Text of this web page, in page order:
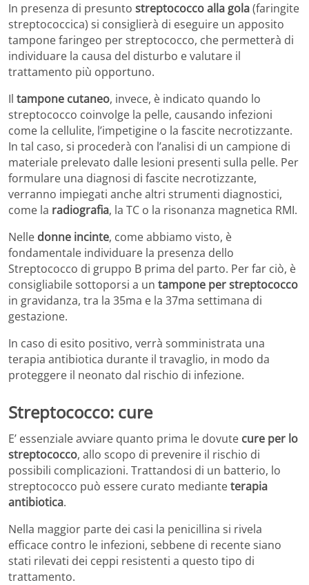
In presenza di presunto streptococco alla gola(faringite
streptococcica) si consiglierà di eseguire un apposito
tampone faringeo per streptococco, che permetterà di
individuare la causa del disturbo e valutare il
trattamento più opportuno.
Il tampone cutaneo, invece, è indicato quando lo
streptococco coinvolge la pelle, causando infezioni
come la cellulite, l’impetigine o la fascite necrotizzante.
In tal caso, si procederà con l’analisi di un campione di
materiale prelevato dalle lesioni presenti sulla pelle. Per
formulare una diagnosi di fascite necrotizzante,
verranno impiegati anche altri strumenti diagnostici,
come la radiografia, la TC o la risonanza magnetica RMI.
Nelle donne incinte, come abbiamo visto, è
fondamentale individuare la presenza dello
Streptococco di gruppo B prima del parto. Per far ciò, è
consigliabile sottoporsi a un tampone per streptococco
in gravidanza, tra la 35ma e la 37ma settimana di
gestazione.
In caso di esito positivo, verrà somministrata una
terapia antibiotica durante il travaglio, in modo da
proteggere il neonato dal rischio di infezione.
Streptococco: cure
E’ essenziale avviare quanto prima le dovute cure per lo
streptococco, allo scopo di prevenire il rischio di
possibili complicazioni. Trattandosi di un batterio, lo
streptococco può essere curato medianteterapia
antibiotica.
Nella maggior parte dei casi la penicillina si rivela
efficace contro le infezioni, sebbene di recente siano
stati rilevati dei ceppi resistenti a questo tipo di
trattamento.